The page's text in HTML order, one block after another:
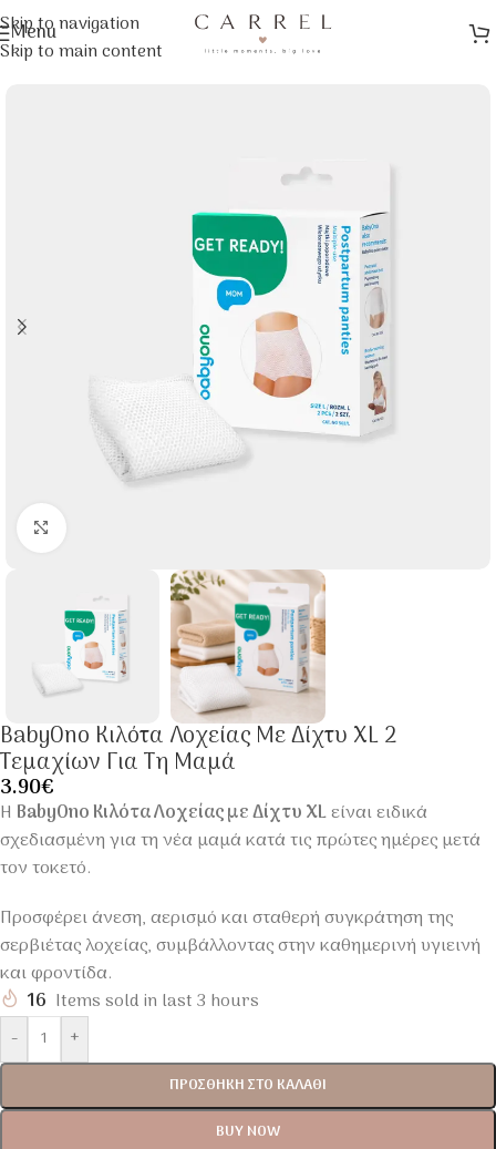
Skip to navigation
Skip to main content
Menu
Αρχική σελίδα/Μαμά Self Care & Wellness
BabyOno Κιλότα Λοχείας Με Δίχτυ XL 2
Τεμαχίων Για Τη Μαμά
3.90€
Η BabyOno Κιλότα Λοχείας με Δίχτυ XLείναι ειδικά
σχεδιασμένη για τη νέα μαμά κατά τις πρώτες ημέρες μετά
τον τοκετό.
Προσφέρει άνεση, αερισμό και σταθερή συγκράτηση της
σερβιέτας λοχείας, συμβάλλοντας στην καθημερινή υγιεινή
και φροντίδα.
16 Items sold in last 3 hours
-
+
ΠΡΟΣΘΉΚΗ ΣΤΟ ΚΑΛΆΘΙ
BUY NOW